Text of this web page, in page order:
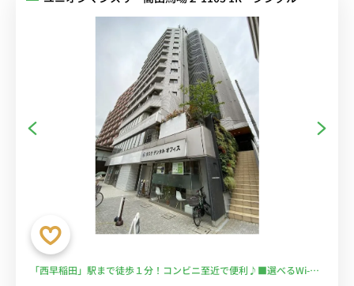
「西早稲田」駅まで徒歩１分！コンビニ至近で便利♪■選べるWi-Fi